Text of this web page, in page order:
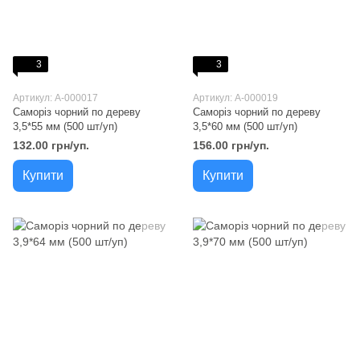
3
Артикул: A-000017
Саморіз чорний по дереву
3,5*55 мм (500 шт/уп)
132.00 грн/уп.
Купити
3
Артикул: A-000019
Саморіз чорний по дереву
3,5*60 мм (500 шт/уп)
156.00 грн/уп.
Купити